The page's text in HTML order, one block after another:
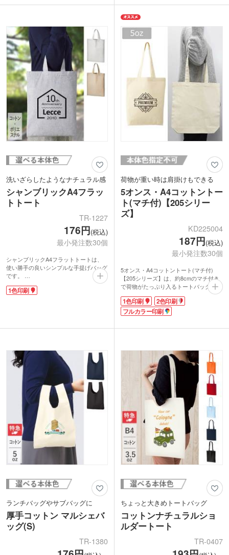
す。数日の出張や旅行の際に衣服を入れ
してだけではなく、服飾雑貨店や海外輸
入食品店などのショッパーとしてもご利
用いただけます。
マホの他にメイクポーチなども入れられ
気軽に持てる程よい大きさ。女性だけで
はなく男性が持っていてもおしゃれで
す。コットンは季節問わず使えるので、
出番が多くなりそう。
1色やフルカラーでの印刷ができます。
印刷範囲が大きいので、ショップ名やロ
ゴが映えますよ。トレンド最先端のノベ
ルティになるオリジナルバッグを作って
みませんか。
洗いざらしたようなナチュラル感
シャンブリックA4フラッ
トトート
TR-1227
176円(税込)
最小発注数30個
シャンブリックA4フラットトートは、
使い勝手の良いシンプルな手提げバッグ
です。
シャンブリックとは、シャンブレーとフ
ァブリックを組み合わせた造語。布地を
ルなトートバッグは、名入れも映えます
ね。コットンとは一味違うシャンブリッ
クで、ワンランク上のオリジナルバッグ
を作ってみませんか。
1色印刷
荷物が重い時は肩掛けもできる
5オンス・A4コットントー
ト(マチ付)【205シリー
ズ】
KD225004
187円(税込)
最小発注数30個
5オンス・A4コットントート(マチ付)
【205シリーズ】は、約8cmのマチ付き
で荷物がたっぷり入るトートバッグ。A4
サイズのパンフレットやクリアファイル
が入るので、荷物が増えた時のサブバッ
グやお買い物用のエコバッグにと様々な
持ち手は肩掛けに十分な長さがあり、手
名入れは1色・2色・フルカラー印刷に対
応しています。1色印刷はバッグに大き
く印刷できるので、ロゴやデザインを目
立たせたい時におススメです。
印刷デザイン次第で雰囲気がガラリと変
わるので、展示会のカタログ配布用やフ
ァッションショップの購入特典、飲食店
の周年記念まで幅広く使えるノベルティ
です。
1色印刷
2色印刷
フルカラー印刷
ランチバッグやサブバッグに
厚手コットン マルシェバ
ッグ(S)
TR-1380
ちょっと大きめトートバッグ
コットンナチュラルショ
ルダートート
TR-0407